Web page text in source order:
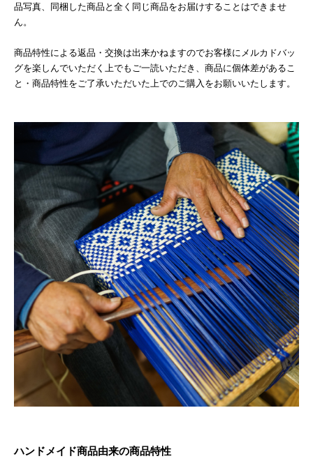
品写真、同梱した商品と全く同じ商品をお届けすることはできませ
ん。
商品特性による返品・交換は出来かねますのでお客様にメルカドバッ
グを楽しんでいただく上でもご一読いただき、商品に個体差があるこ
と・商品特性をご了承いただいた上でのご購入をお願いいたします。
ハンドメイド商品由来の商品特性